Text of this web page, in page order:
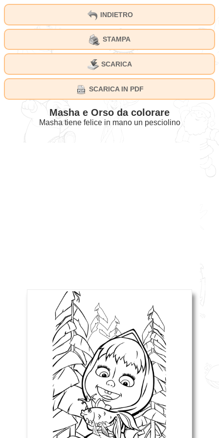
INDIETRO
STAMPA
SCARICA
SCARICA IN PDF
Masha e Orso da colorare
Masha tiene felice in mano un pesciolino